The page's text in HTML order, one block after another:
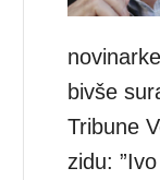
bivše
Tribune
zidu: